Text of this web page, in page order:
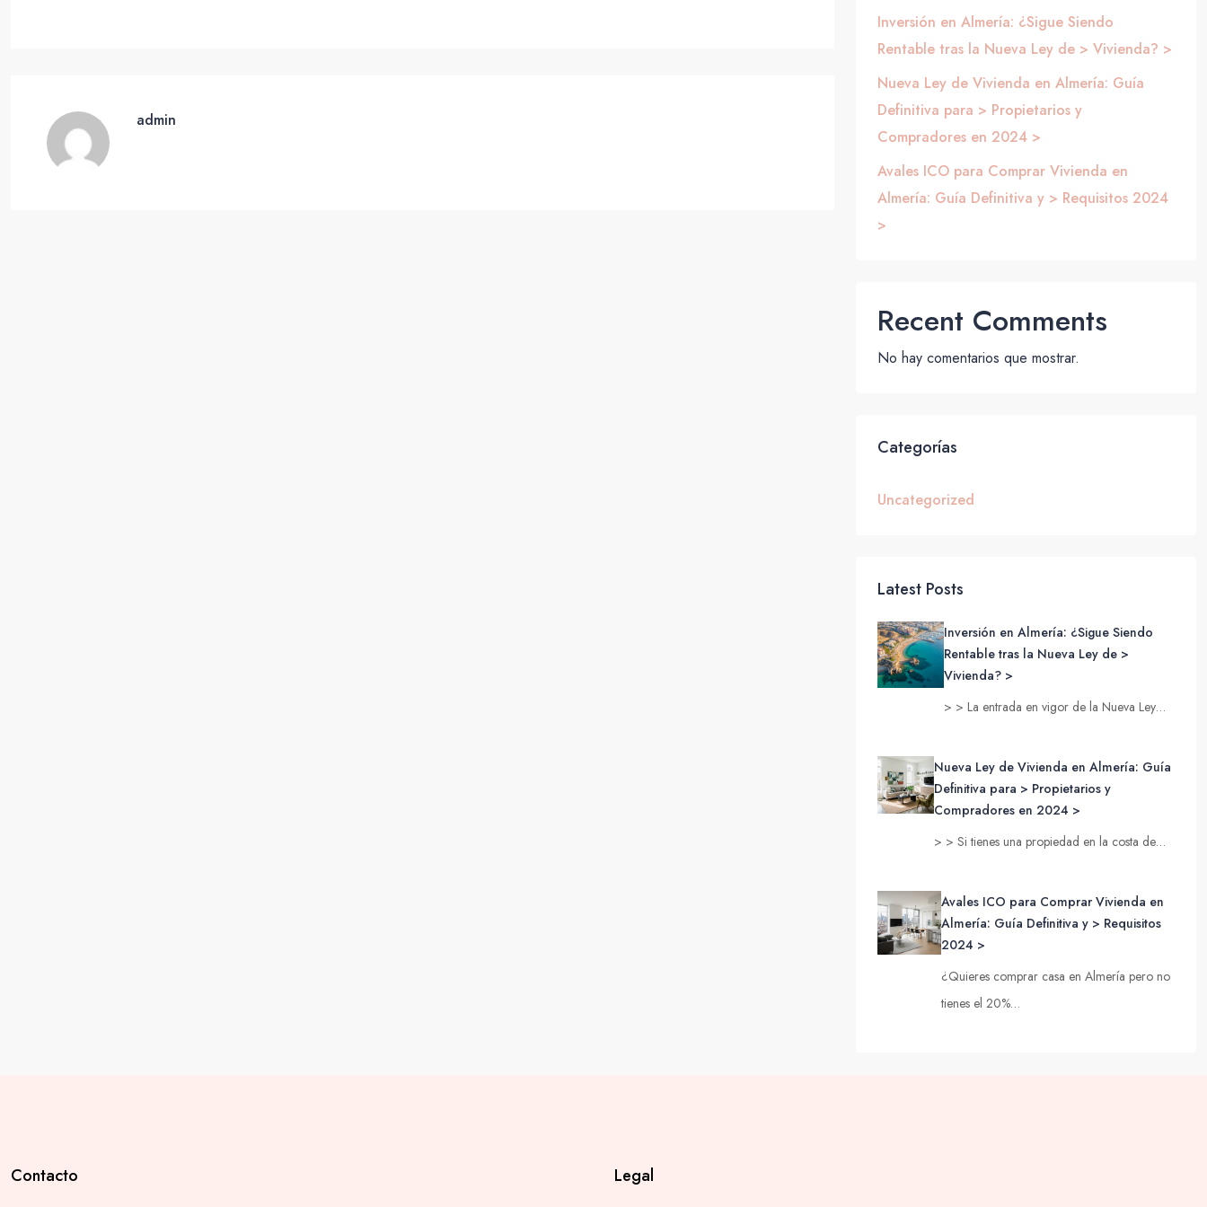
admin
Inversión en Almería: ¿Sigue Siendo
Rentable tras la Nueva Ley de > Vivienda? >
Nueva Ley de Vivienda en Almería: Guía
Definitiva para > Propietarios y
Compradores en 2024 >
Avales ICO para Comprar Vivienda en
Almería: Guía Definitiva y > Requisitos 2024
>
Recent Comments
No hay comentarios que mostrar.
Categorías
Uncategorized
Latest Posts
Inversión en Almería: ¿Sigue Siendo
Rentable tras la Nueva Ley de >
Vivienda? >
> > La entrada en vigor de la Nueva Ley…
Nueva Ley de Vivienda en Almería: Guía
Definitiva para > Propietarios y
Compradores en 2024 >
> > Si tienes una propiedad en la costa de…
Avales ICO para Comprar Vivienda en
Almería: Guía Definitiva y > Requisitos
2024 >
¿Quieres comprar casa en Almería pero no
tienes el 20%…
Contacto Legal